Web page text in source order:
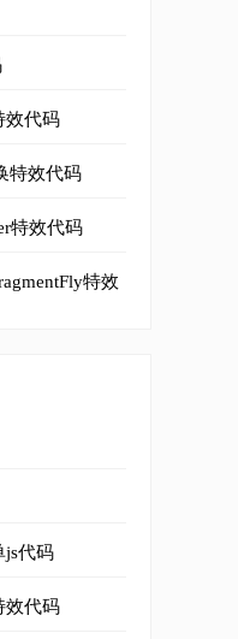
效代码
特效代码
特效代码
特效
js代码
效代码